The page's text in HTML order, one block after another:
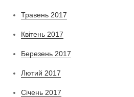
Травень 2017
Квітень 2017
Березень 2017
Лютий 2017
Січень 2017